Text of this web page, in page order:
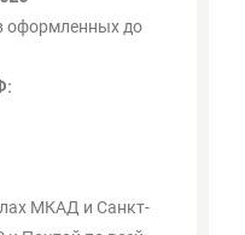
оформленных до
МКАД и Санкт-